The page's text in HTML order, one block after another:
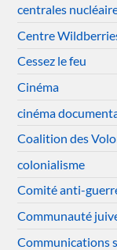
centrales
Centre
Cessez le feu
Cinéma
cinéma
Coalition des
colonialisme
Comité anti-
Communauté
Communications